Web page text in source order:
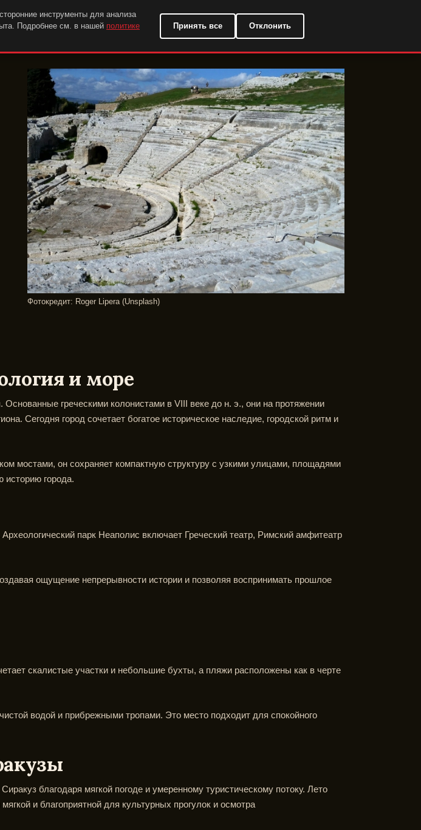
Фотокредит: Roger Lipera (Unsplash)
и море
греческими колонистами в VIII веке до н. э., они на протяжении
Сегодня город сочетает богатое историческое наследие, городской ритм и
мостами, он сохраняет компактную структуру с узкими улицами, площадями
города.
парк Неаполис включает Греческий театр, Римский амфитеатр
ощущение непрерывности истории и позволяя воспринимать прошлое
скалистые участки и небольшие бухты, а пляжи расположены как в черте
водой и прибрежными тропами. Это место подходит для спокойного
благодаря мягкой погоде и умеренному туристическому потоку. Лето
и благоприятной для культурных прогулок и осмотра
инструменты для анализа
Подробнее см. в нашей политике
Принять все Отклонить